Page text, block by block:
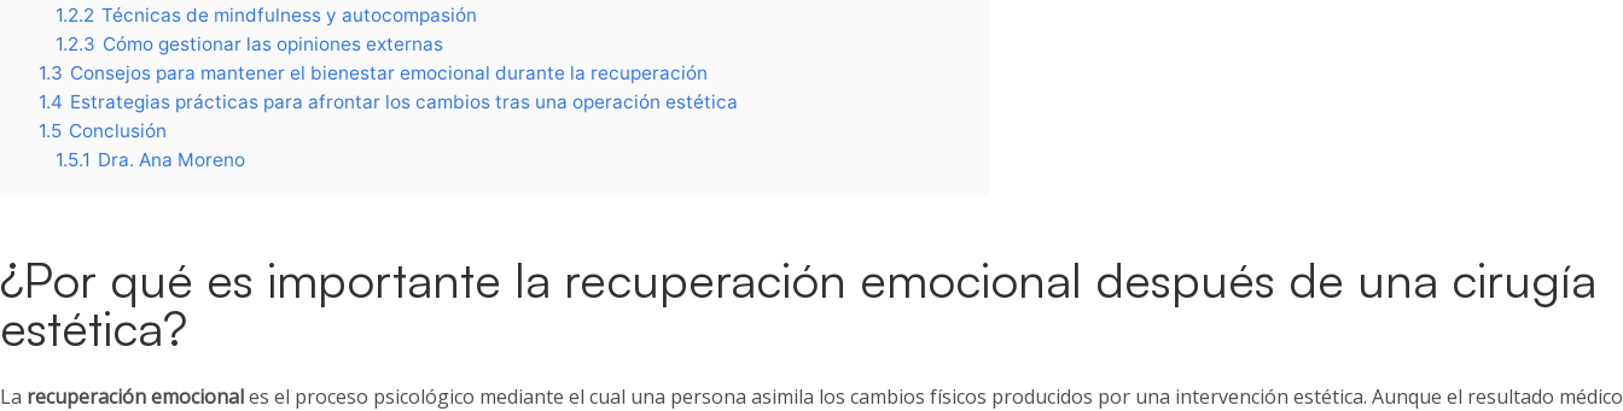
1.2.2 Técnicas de mindfulness y autocompasión
1.2.3 Cómo gestionar las opiniones externas
1.3 Consejos para mantener el bienestar emocional durante la recuperación
1.4 Estrategias prácticas para afrontar los cambios tras una operación estética
1.5 Conclusión
1.5.1 Dra. Ana Moreno
¿Por qué es importante la recuperación emocional después de una cirugía
estética?
La recuperación emocionales el proceso psicológico mediante el cual una persona asimila los cambios físicos producidos por una intervención estética. Aunque el resultado médico